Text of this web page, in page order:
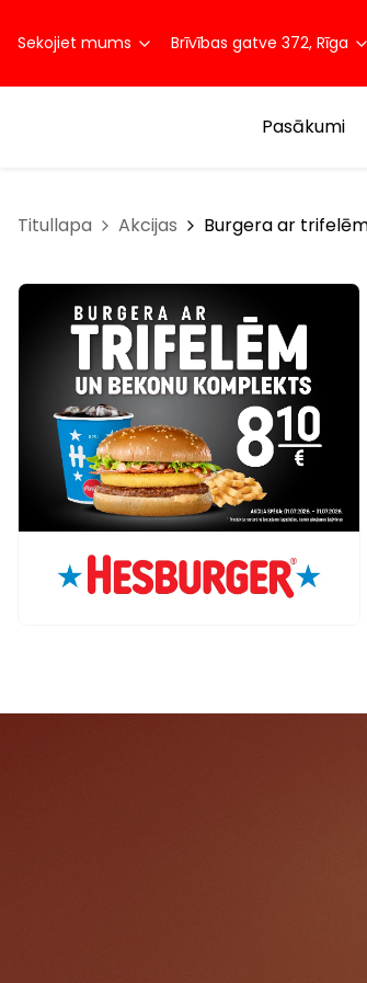
Sekojiet mums Brīvības gatve 372, Rīga
Pasākumi
Titullapa Akcijas Burgera ar